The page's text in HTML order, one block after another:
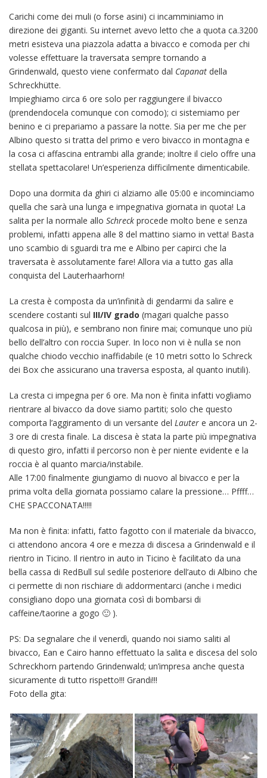
Carichi come dei muli (o forse asini) ci incamminiamo in
direzione dei giganti. Su internet avevo letto che a quota ca.3200
metri esisteva una piazzola adatta a bivacco e comoda per chi
volesse effettuare la traversata sempre tornando a
Grindenwald, questo viene confermato dal Capanat della
Schreckhütte.
Impieghiamo circa 6 ore solo per raggiungere il bivacco
(prendendocela comunque con comodo); ci sistemiamo per
benino e ci prepariamo a passare la notte. Sia per me che per
Albino questo si tratta del primo e vero bivacco in montagna e
la cosa ci affascina entrambi alla grande; inoltre il cielo offre una
stellata spettacolare! Un’esperienza difficilmente dimenticabile.
Dopo una dormita da ghiri ci alziamo alle 05:00 e incominciamo
quella che sarà una lunga e impegnativa giornata in quota! La
salita per la normale allo Schreck procede molto bene e senza
problemi, infatti appena alle 8 del mattino siamo in vetta! Basta
uno scambio di sguardi tra me e Albino per capirci che la
traversata è assolutamente fare! Allora via a tutto gas alla
conquista del Lauterhaarhorn!
La cresta è composta da un’infinità di gendarmi da salire e
scendere costanti sul III/IV grado (magari qualche passo
qualcosa in più), e sembrano non finire mai; comunque uno più
bello dell’altro con roccia Super. In loco non vi è nulla se non
qualche chiodo vecchio inaffidabile (e 10 metri sotto lo Schreck
dei Box che assicurano una traversa esposta, al quanto inutili).
La cresta ci impegna per 6 ore. Ma non è finita infatti vogliamo
rientrare al bivacco da dove siamo partiti; solo che questo
comporta l’aggiramento di un versante del Lauter e ancora un 2-
3 ore di cresta finale. La discesa è stata la parte più impegnativa
di questo giro, infatti il percorso non è per niente evidente e la
roccia è al quanto marcia/instabile.
Alle 17:00 finalmente giungiamo di nuovo al bivacco e per la
prima volta della giornata possiamo calare la pressione… Pffff…
CHE SPACCONATA!!!!!
Ma non è finita: infatti, fatto fagotto con il materiale da bivacco,
ci attendono ancora 4 ore e mezza di discesa a Grindenwald e il
rientro in Ticino. Il rientro in auto in Ticino è facilitato da una
bella cassa di RedBull sul sedile posteriore dell’auto di Albino che
ci permette di non rischiare di addormentarci (anche i medici
consigliano dopo una giornata così di bombarsi di
caffeine/taorine a gogo 🙂 ).
PS: Da segnalare che il venerdì, quando noi siamo saliti al
bivacco, Ean e Cairo hanno effettuato la salita e discesa del solo
Schreckhorn partendo Grindenwald; un’impresa anche questa
sicuramente di tutto rispetto!!! Grandi!!!
Foto della gita: